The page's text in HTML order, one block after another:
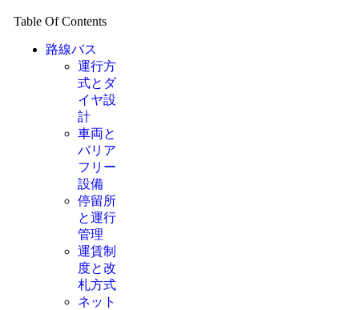
Table Of Contents
路線バス
運行方
式とダ
イヤ設
計
車両と
バリア
フリー
設備
停留所
と運行
管理
運賃制
度と改
札方式
ネット